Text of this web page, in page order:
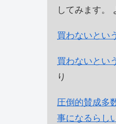
してみます。
買わないとい
買わないとい
り
圧倒的賛成多
事になるらし